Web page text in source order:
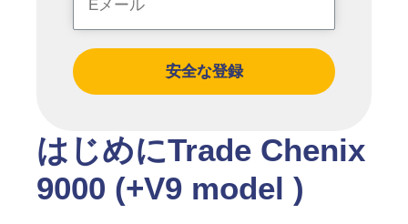
はじめにTrade Chenix
9000 (+V9 model )
安全な登録